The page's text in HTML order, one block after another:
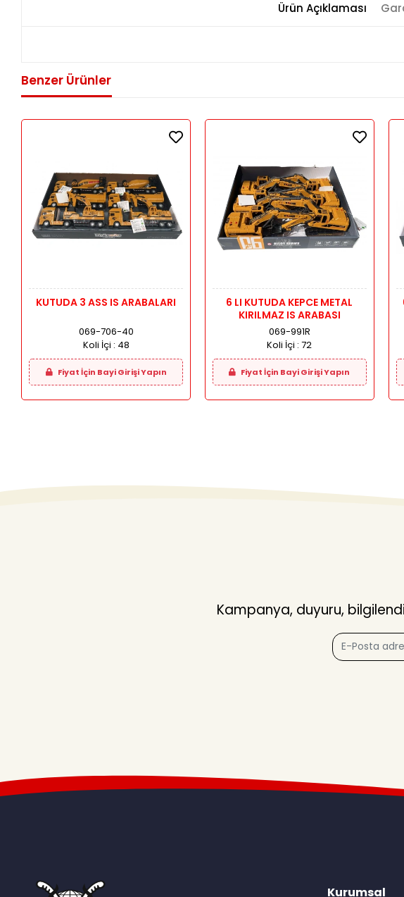
Ürün Açıklaması
Benzer Ürünler
KUTUDA 3 ASS IS ARABALARI
069-706-40
Koli İçi : 48
Fiyat İçin Bayi Girişi Yapın
6 LI KUTUDA KEPCE METAL
KIRILMAZ IS ARABASI
069-991R
Koli İçi :72
Fiyat İçin Bayi Girişi Yapın
Kampanya, duyuru,
Kurumsal